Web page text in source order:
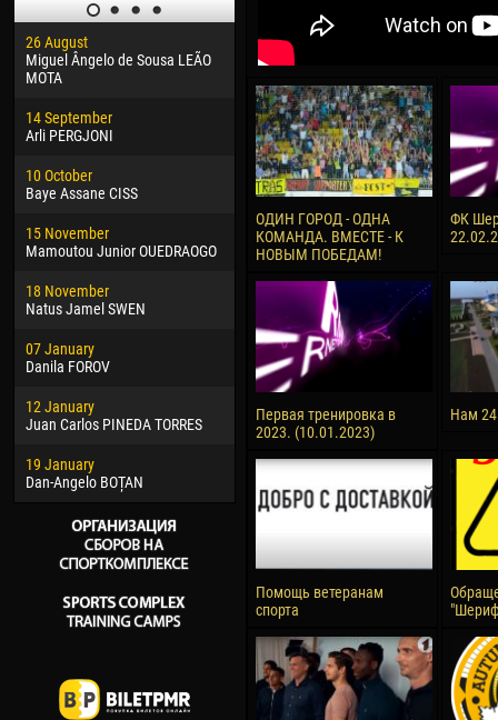
26 August
Miguel Ângelo de Sousa LEÃO
MOTA
14 September
Arli PERGJONI
10 October
Baye Assane CISS
15 November
Mamoutou Junior OUEDRAOGO
18 November
Natus Jamel SWEN
07 January
Danila FOROV
12 January
Juan Carlos PINEDA TORRES
19 January
Dan-Angelo BOȚAN
30 January
Dhoraso Moreo KLAS
24 February
Vladislav COSTIN
02 March
Veaceslav COZMA
09 March
Emmanuel AFETSE
Jayder Moreno ASPRILLA
22 March
Samba KONÉ
26 March
Vitor Hugo Morais de OLIVEIRA
28 March
Raí LOPES DE OLIVEIRA
04
13
24
15
28
10
Ivan
ОДИН ГОРОД - ОДНА
КОМАНДА. ВМЕСТЕ - К
НОВЫМ ПОБЕДАМ!
ФК
Первая тренировка в
2023. (10.01.2023)
Нам
Помощь ветеранам
спорта